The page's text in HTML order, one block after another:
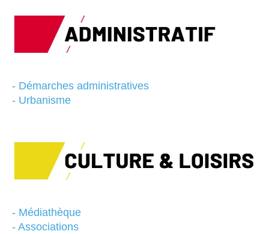
- Démarches administratives
- Urbanisme
- Médiathèque
- Associations